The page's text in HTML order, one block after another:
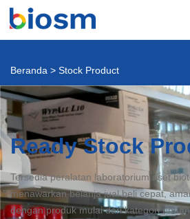
Beranda > Stock Product
Ready Stock
Tersedia peralatan laboratorium riset
menawarkan belanja jual beli cepat,
dengan produk mulai dari kategori